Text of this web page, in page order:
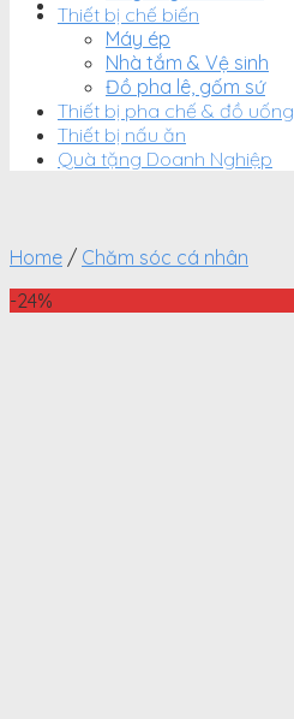
Thiết bị chế biến
Máy ép
Nhà tắm & Vệ sinh
Đồ pha lê, gốm sứ
Thiết bị pha chế & đồ uống
Thiết bị nấu ăn
Quà tặng Doanh Nghiệp
Home / Chăm sóc cá nhân
-24%